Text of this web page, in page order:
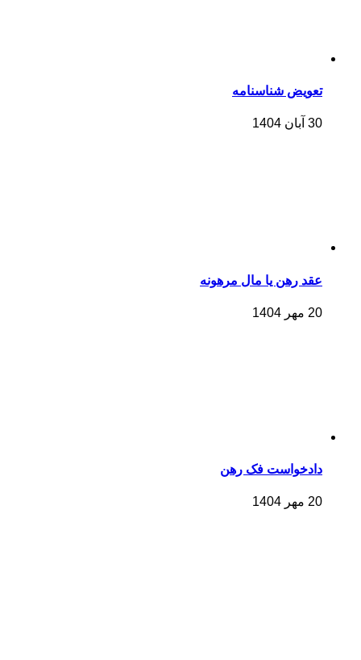
تعویض شناسنامه
30 آبان 1404
عقد رهن یا مال مرهونه
20 مهر 1404
دادخواست فک رهن
20 مهر 1404